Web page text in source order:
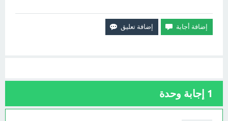
1 إجابة وحدة